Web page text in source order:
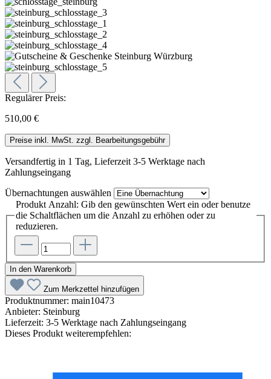
Regulärer Preis:
510,00 €
Preise inkl. MwSt. zzgl. Bearbeitungsgebühr
Versandfertig in 1 Tag, Lieferzeit 3-5 Werktage nach
Zahlungseingang
Übernachtungen auswählen
Produkt Anzahl: Gib den gewünschten Wert ein oder benutze
die Schaltflächen um die Anzahl zu erhöhen oder zu
reduzieren.
In den Warenkorb
Zum Merkzettel hinzufügen
Produktnummer: main10473
Anbieter: Steinburg
Lieferzeit: 3-5 Werktage nach Zahlungseingang
Dieses Produkt weiterempfehlen: